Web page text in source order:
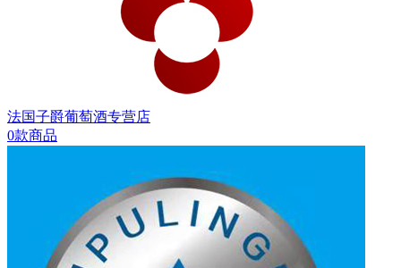
法国子爵葡萄酒专营店
0款商品